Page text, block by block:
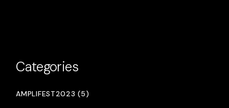
Categories
AMPLIFEST2023 (5)